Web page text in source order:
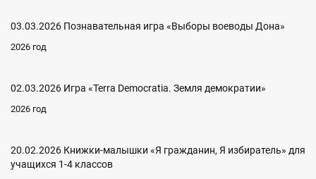
03.03.2026 Познавательная игра «Выборы воеводы Дона»
2026 год
02.03.2026 Игра «Terra Democratia. Земля демократии»
2026 год
20.02.2026 Книжки-малышки «Я гражданин, Я избиратель» для
учащихся 1-4 классов